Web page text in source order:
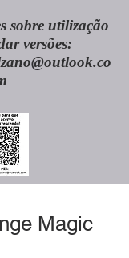
sobre utilização
versões:
Magic